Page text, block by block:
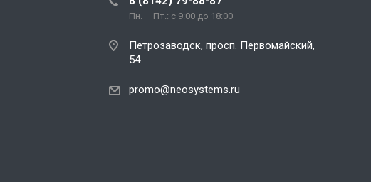
Пн. – Пт.: с 9:00 до 18:00
Петрозаводск, просп. Первомайский,
54
promo@neosystems.ru